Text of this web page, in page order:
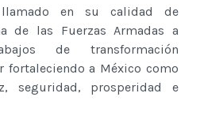
en su calidad de
de las Fuerzas Armadas a
de transformación
fortaleciendo a México como
seguridad, prosperidad e